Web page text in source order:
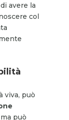
avere la
col
viva, può
può